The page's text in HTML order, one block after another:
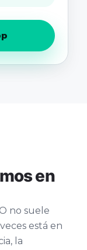
en
no suele
está en
la